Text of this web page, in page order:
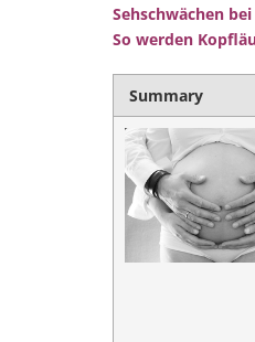
Sehschwächen
So werden
Summary